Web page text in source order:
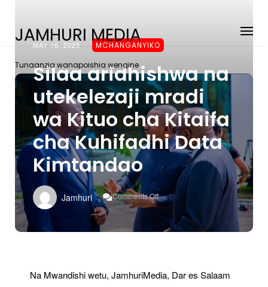
JAMHURI MEDIA
Tunaanzia wanapoishia wengine
MAY 16, 2025 MCHANGANYIKO
Silaa aridhishwa na
utekelezaji mradi
wa Kituo cha Kitaifa
cha Kuhifadhi Data
Kimtandao
Jamhuri Comments Off
On
Silaa
Aridhishwa
Kituo
Cha
Na Mwandishi wetu, JamhuriMedia, Dar es Salaam